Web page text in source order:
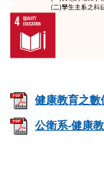
健康教育之
公衛系-健康